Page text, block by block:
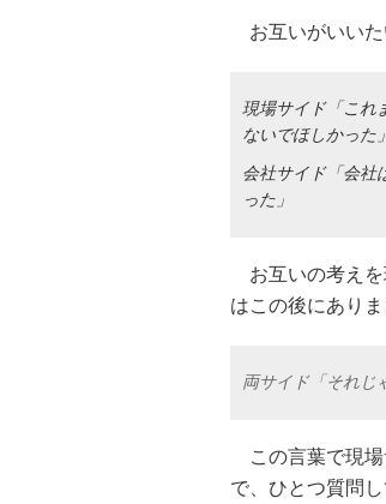
お互いがいいた
現場サイド「これ
ないでほしかった」
会社サイド「会社
った」
お互いの考えを
はこの後にありま
両サイド「それじ
この言葉で現場
で、ひとつ質問し